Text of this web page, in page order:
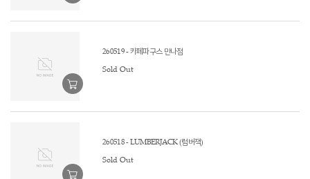
260519 - 카페파구스 만나점
Sold Out
260518 - LUMBERJACK (럼버잭)
Sold Out